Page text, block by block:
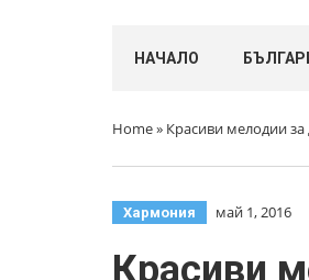
НАЧАЛО
Home» Красиви мелодии
Хармония май 1, 2016
Красиви